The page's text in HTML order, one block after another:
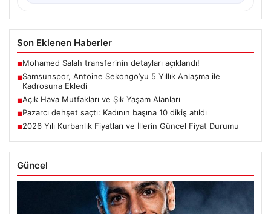
Son Eklenen Haberler
■Mohamed Salah transferinin detayları açıklandı!
■Samsunspor, Antoine Sekongo’yu 5 Yıllık Anlaşma ile
Kadrosuna Ekledi
■Açık Hava Mutfakları ve Şık Yaşam Alanları
■Pazarcı dehşet saçtı: Kadının başına 10 dikiş atıldı
■2026 Yılı Kurbanlık Fiyatları ve İllerin Güncel Fiyat Durumu
Güncel